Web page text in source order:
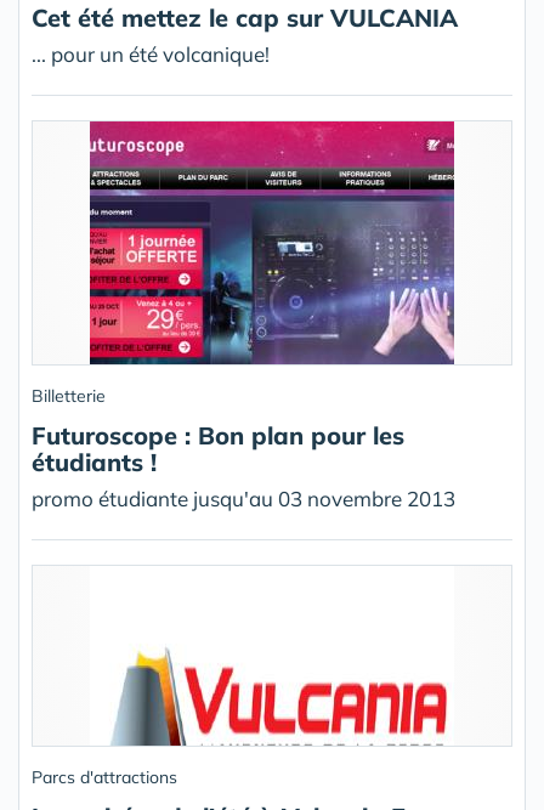
Cet été mettez le cap sur VULCANIA
... pour un été volcanique!
Billetterie
Futuroscope : Bon plan pour les
étudiants !
promo étudiante jusqu'au 03 novembre 2013
Parcs d'attractions